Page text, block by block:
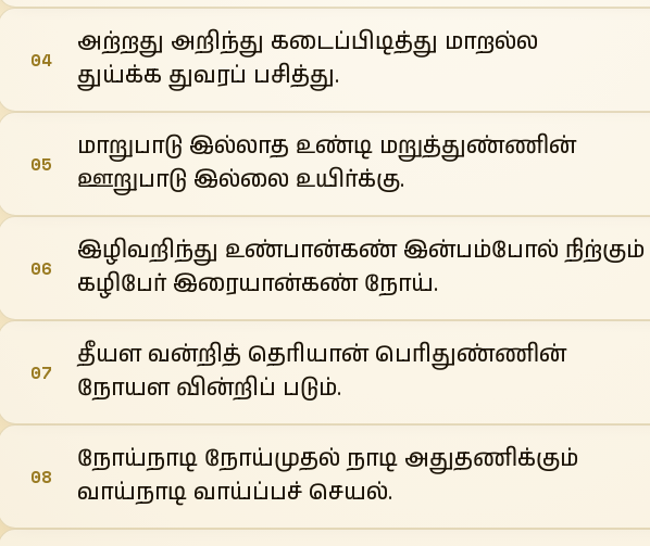
04
அற்றது அறிந்து கடைப்பிடித்து மாறல்ல
துய்க்க துவரப் பசித்து.
05
மாறுபாடு இல்லாத உண்டி மறுத்துண்ணின்
ஊறுபாடு இல்லை உயிர்க்கு.
06
இழிவறிந்து உண்பான்கண் இன்பம்போல் நிற்கும்
கழிபேர் இரையான்கண் நோய்.
07
தீயள வன்றித் தெரியான் பெரிதுண்ணின்
நோயள வின்றிப் படும்.
08
நோய்நாடி நோய்முதல் நாடி அதுதணிக்கும்
வாய்நாடி வாய்ப்பச் செயல்.